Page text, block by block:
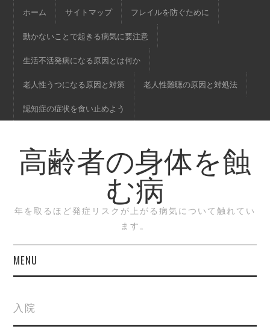
ホーム サイトマップ フレイルを防ぐために
動かないことで起きる病気に要注意
生活不活発病になる原因とは何か
老人性うつになる原因と対策 老人性難聴の原因と対処法
認知症の症状を食い止めよう
高齢者の身体を蝕
む病
年を取るほど発症リスクが上がる病気について触れてい
ます。
MENU
サイトマップ
入院